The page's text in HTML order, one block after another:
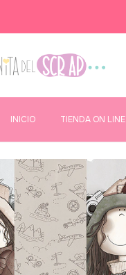
INICIO TIENDA ON LINE